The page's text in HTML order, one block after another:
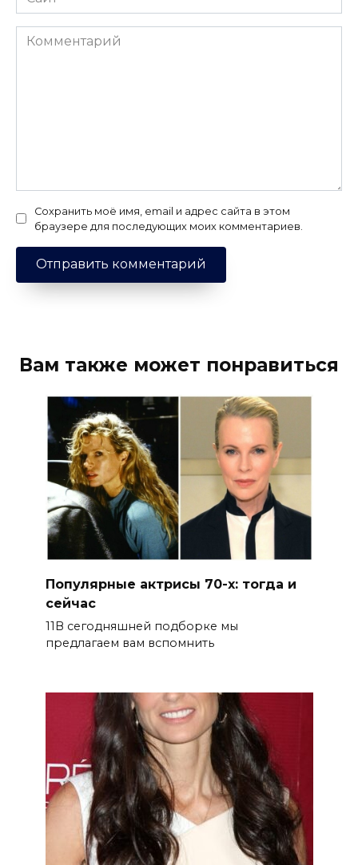
Комментарий
Сохранить моё имя, email и адрес сайта в этом
браузере для последующих моих комментариев.
Вам также может понравиться
Популярные актрисы 70-х: тогда и
сейчас
11В сегодняшней подборке мы
предлагаем вам вспомнить